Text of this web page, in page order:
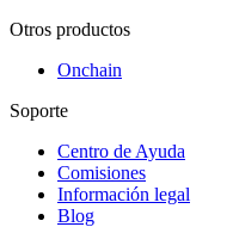
Otros productos
Onchain
Soporte
Centro de Ayuda
Comisiones
Información legal
Blog